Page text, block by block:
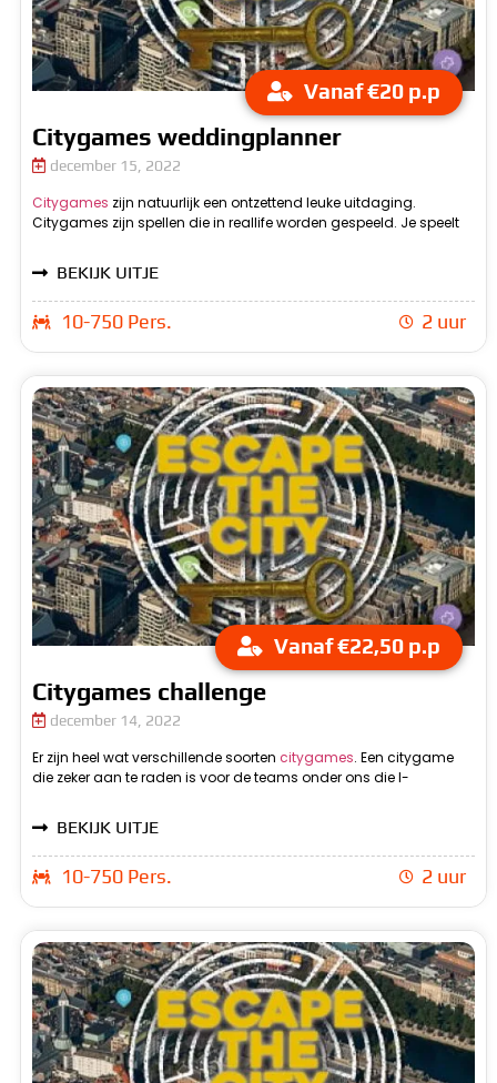
Vanaf €20 p.p
Citygames weddingplanner
december 15, 2022
Citygames zijn natuurlijk een ontzettend leuke uitdaging.
Citygames zijn spellen die in reallife worden gespeeld. Je speelt
het dan in de stad zelf. Daarom worden het citygames
genoemd. Citygames weddingplanner zijn natuurlijk een leuke
BEKIJK UITJE
10-750 Pers. 2 uur
Vanaf €22,50 p.p
Citygames challenge
december 14, 2022
Er zijn heel wat verschillende soorten citygames. Een citygame
die zeker aan te raden is voor de teams onder ons die I-
Challenge. Deze citygames challenge bestaat eigenlijk uit allerlei
verschillende opdrachten bestaat. Hierbij kun je denken aan
allerlei vragen op een tablet beantwoorden, maar ook buiten kun
BEKIJK UITJE
10-750 Pers. 2 uur